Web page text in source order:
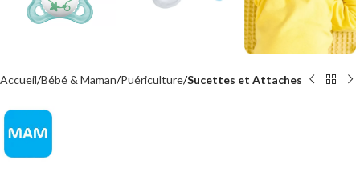
Accueil Bébé & Maman Puériculture Sucettes et Attaches